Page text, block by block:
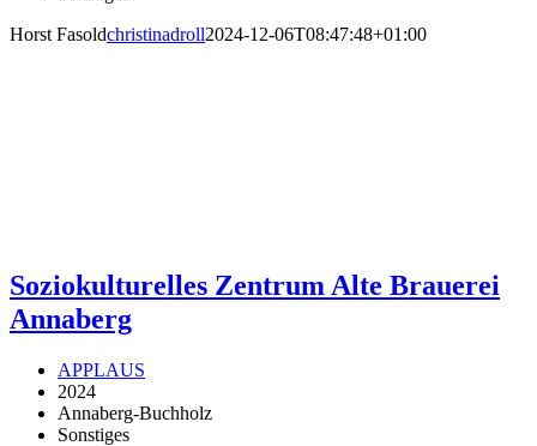
Horst Fasoldchristinadroll2024-12-06T08:47:48+01:00
Soziokulturelles Zentrum Alte Brauerei
Annaberg
APPLAUS
2024
Annaberg-Buchholz
Sonstiges